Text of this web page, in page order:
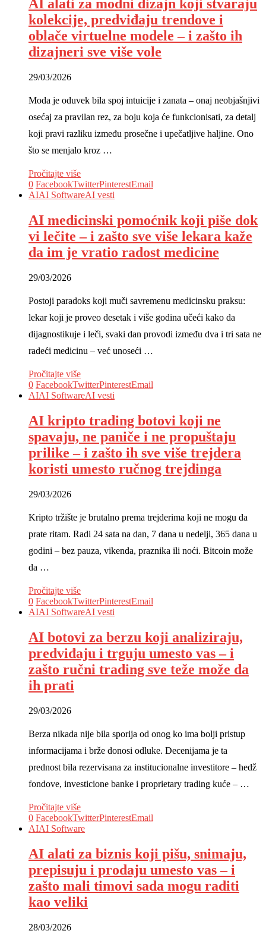
AI alati za modni dizajn koji stvaraju
kolekcije, predviđaju trendove i
oblače virtuelne modele – i zašto ih
dizajneri sve više vole
29/03/2026
Moda je oduvek bila spoj intuicije i zanata – onaj neobjašnjivi
osećaj za pravilan rez, za boju koja će funkcionisati, za detalj
koji pravi razliku između prosečne i upečatljive haljine. Ono
što se menjalo kroz …
Pročitajte više
0 FacebookTwitterPinterestEmail
AIAI SoftwareAI vesti
AI medicinski pomoćnik koji piše dok
vi lečite – i zašto sve više lekara kaže
da im je vratio radost medicine
29/03/2026
Postoji paradoks koji muči savremenu medicinsku praksu:
lekar koji je proveo desetak i više godina učeći kako da
dijagnostikuje i leči, svaki dan provodi između dva i tri sata ne
radeći medicinu – već unoseći …
Pročitajte više
0 FacebookTwitterPinterestEmail
AIAI SoftwareAI vesti
AI kripto trading botovi koji ne
spavaju, ne paniče i ne propuštaju
prilike – i zašto ih sve više trejdera
koristi umesto ručnog trejdinga
29/03/2026
Kripto tržište je brutalno prema trejderima koji ne mogu da
prate ritam. Radi 24 sata na dan, 7 dana u nedelji, 365 dana u
godini – bez pauza, vikenda, praznika ili noći. Bitcoin može
da …
Pročitajte više
0 FacebookTwitterPinterestEmail
AIAI SoftwareAI vesti
AI botovi za berzu koji analiziraju,
predviđaju i trguju umesto vas – i
zašto ručni trading sve teže može da
ih prati
29/03/2026
Berza nikada nije bila sporija od onog ko ima bolji pristup
informacijama i brže donosi odluke. Decenijama je ta
prednost bila rezervisana za institucionalne investitore – hedž
fondove, investicione banke i proprietary trading kuće – …
Pročitajte više
0 FacebookTwitterPinterestEmail
AIAI Software
AI alati za biznis koji pišu, snimaju,
prepisuju i prodaju umesto vas – i
zašto mali timovi sada mogu raditi
kao veliki
28/03/2026